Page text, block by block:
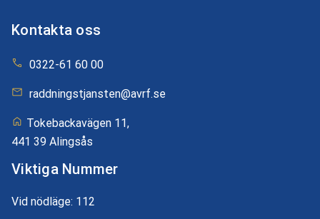
Kontakta oss
0322-61 60 00
raddningstjansten@avrf.se
Tokebackavägen 11,
441 39 Alingsås
Viktiga Nummer
Vid nödläge: 112